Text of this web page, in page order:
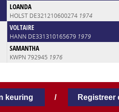
LOANDA
HOLST DE321210600274 1974
VOLTAIRE
HANN DE331310165679 1979
SAMANTHA
KWPN 792945 1976
keuring / Registreer